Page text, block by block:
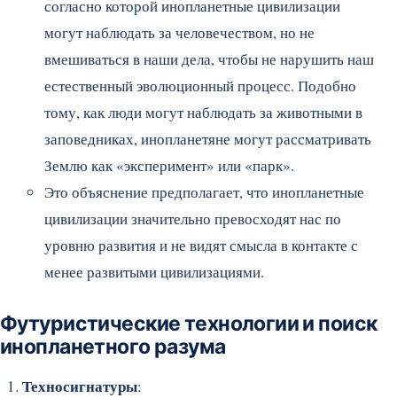
согласно которой инопланетные цивилизации
могут наблюдать за человечеством, но не
вмешиваться в наши дела, чтобы не нарушить наш
естественный эволюционный процесс. Подобно
тому, как люди могут наблюдать за животными в
заповедниках, инопланетяне могут рассматривать
Землю как «эксперимент» или «парк».
Это объяснение предполагает, что инопланетные
цивилизации значительно превосходят нас по
уровню развития и не видят смысла в контакте с
менее развитыми цивилизациями.
Футуристические технологии и поиск
инопланетного разума
Техносигнатуры: